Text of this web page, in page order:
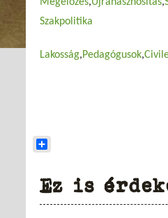
Szakpolitika
Lakosság Pedagógusok
Ez is